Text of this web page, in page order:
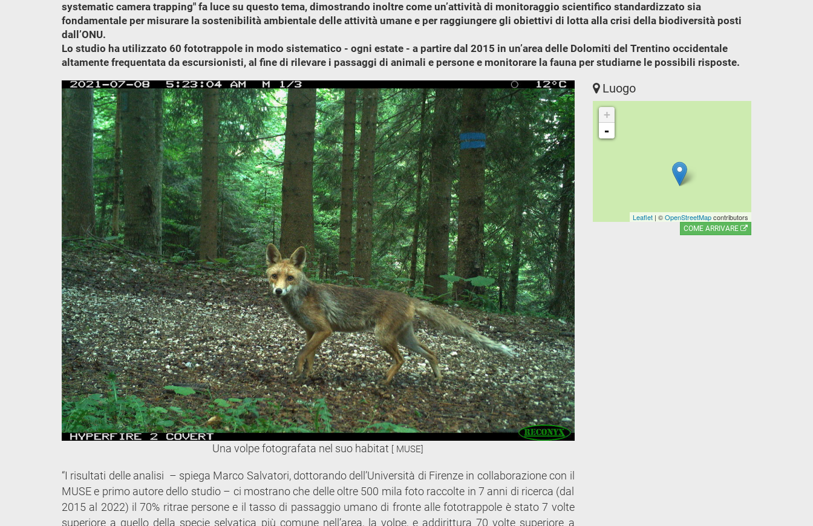
systematic camera trapping" fa luce su questo tema, dimostrando inoltre come un’attività di monitoraggio scientifico standardizzato sia
fondamentale per misurare la sostenibilità ambientale delle attività umane e per raggiungere gli obiettivi di lotta alla crisi della biodiversità posti
dall’ONU.
Lo studio ha utilizzato 60 fototrappole in modo sistematico - ogni estate - a partire dal 2015 in un’area delle Dolomiti del Trentino occidentale
altamente frequentata da escursionisti, al fine di rilevare i passaggi di animali e persone e monitorare la fauna per studiarne le possibili risposte.
Una volpe fotografata nel suo habitat [ MUSE]
“I risultati delle analisi – spiega Marco Salvatori, dottorando dell’Università di Firenze in collaborazione con il
MUSE e primo autore dello studio – ci mostrano che delle oltre 500 mila foto raccolte in 7 anni di ricerca (dal
2015 al 2022) il 70% ritrae persone e il tasso di passaggio umano di fronte alle fototrappole è stato 7 volte
superiore a quello della specie selvatica più comune nell’area, la volpe, e addirittura 70 volte superiore a
Luogo
+
-
Leaflet | ©OpenStreetMapcontributors
COME ARRIVARE